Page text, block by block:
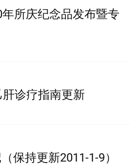
所庆纪念品发布暨专
诊疗指南更新
保持更新2011-1-9）